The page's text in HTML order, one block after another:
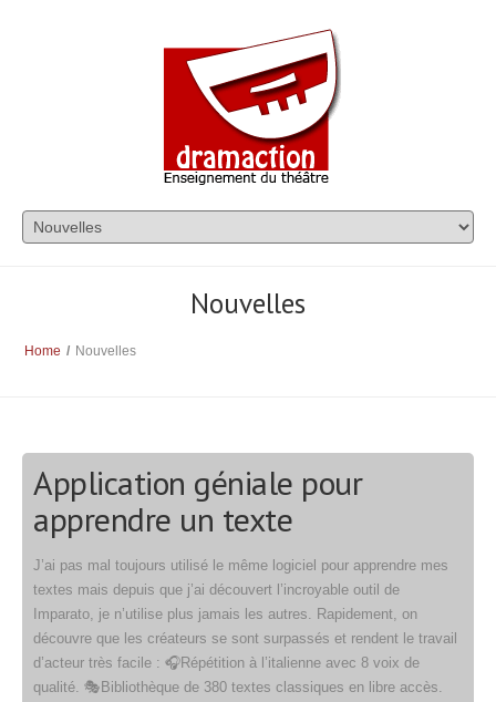
Nouvelles
Home / Nouvelles
Application géniale pour
apprendre un texte
J’ai pas mal toujours utilisé le même logiciel pour apprendre mes
textes mais depuis que j’ai découvert l’incroyable outil de
Imparato, je n’utilise plus jamais les autres. Rapidement, on
découvre que les créateurs se sont surpassés et rendent le travail
d’acteur très facile : 🎧Répétition à l’italienne avec 8 voix de
qualité. 🎭Bibliothèque de 380 textes classiques en libre accès.